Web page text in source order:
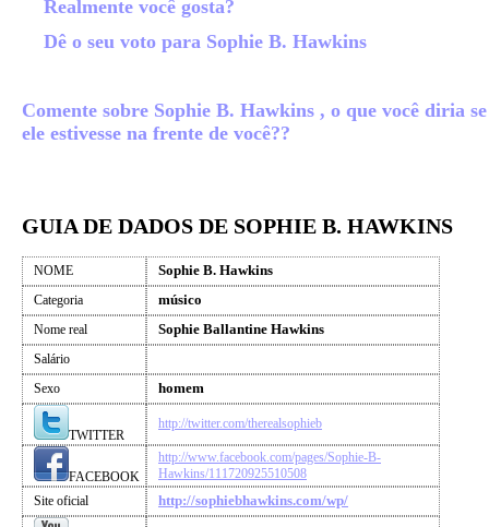
Realmente você gosta?
Dê o seu voto para Sophie B. Hawkins
Comente sobre Sophie B. Hawkins , o que você diria se
ele estivesse na frente de você??
GUIA DE DADOS DE SOPHIE B. HAWKINS
NOME Sophie B. Hawkins
Categoria músico
Nome real Sophie Ballantine Hawkins
Salário
Sexo
homem
TWITTER
http://twitter.com/therealsophieb
FACEBOOK
http://www.facebook.com/pages/Sophie-B-
Hawkins/111720925510508
Site oficial
http://sophiebhawkins.com/wp/